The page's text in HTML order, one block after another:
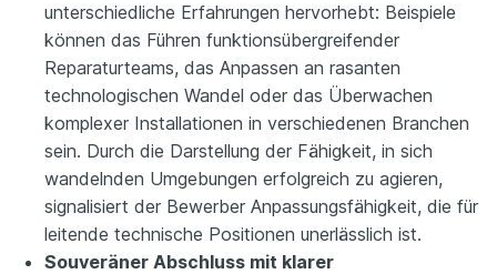
unterschiedliche Erfahrungen hervorhebt: Beispiele
können das Führen funktionsübergreifender
Reparaturteams, das Anpassen an rasanten
technologischen Wandel oder das Überwachen
komplexer Installationen in verschiedenen Branchen
sein. Durch die Darstellung der Fähigkeit, in sich
wandelnden Umgebungen erfolgreich zu agieren,
signalisiert der Bewerber Anpassungsfähigkeit, die für
leitende technische Positionen unerlässlich ist.
Souveräner Abschluss mit klarer